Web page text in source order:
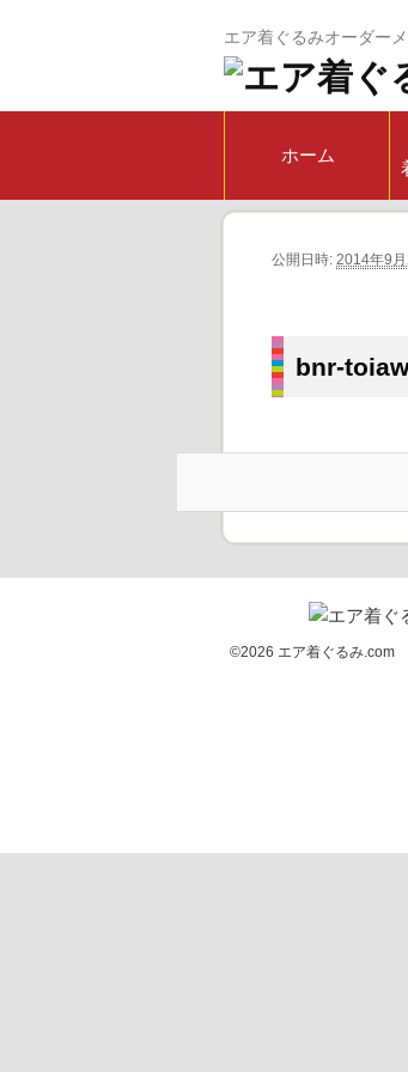
エア着ぐるみオーダー
ホーム
bnr-
公開日時: 2014年9月
©2026 エア着ぐるみ.com